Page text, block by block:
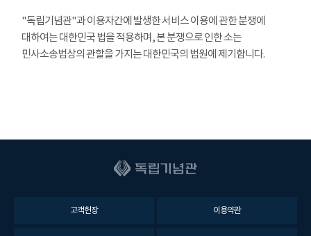
"독립기념관"과 이용자간에 발생한 서비스 이용에 관한 분쟁에
대하여는 대한민국 법을 적용하며, 본 분쟁으로 인한 소는
민사소송법상의 관할을 가지는 대한민국의 법원에 제기합니다.
고객헌장 이용약관